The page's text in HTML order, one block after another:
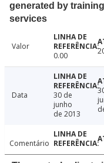
generated by
services
Valor
0.00
Data
30 de
junho
de 2013
Comentário